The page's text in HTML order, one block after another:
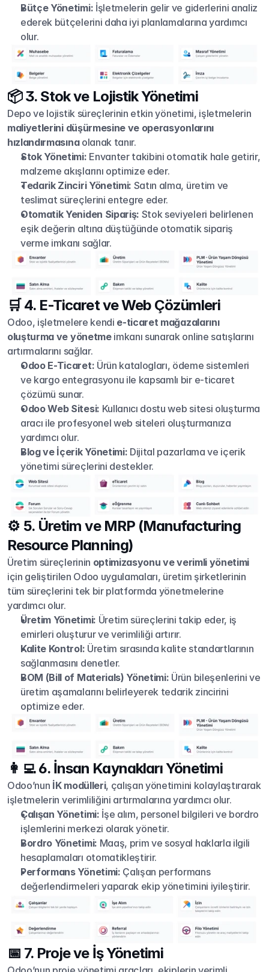
Bütçe Yönetimi: İşletmelerin gelir ve giderlerini analiz
ederek bütçelerini daha iyi planlamalarına yardımcı
olur.
📦 3. Stok ve Lojistik Yönetimi
maliyetlerini düşürmesine ve operasyonlarını
hızlandırmasına olanak tanır.
Stok Yönetimi: Envanter takibini otomatik hale getirir,
malzeme akışlarını optimize eder.
Tedarik Zinciri Yönetimi: Satın alma, üretim ve
teslimat süreçlerini entegre eder.
Otomatik Yeniden Sipariş: Stok seviyeleri belirlenen
eşik değerin altına düştüğünde otomatik sipariş
verme imkanı sağlar.
🛒 4. E-Ticaret ve Web Çözümleri
Odoo, işletmelere kendi e-ticaret mağazalarını
oluşturma ve yönetme imkanı sunarak online satışlarını
artırmalarını sağlar.
Odoo E-Ticaret: Ürün katalogları, ödeme sistemleri
ve kargo entegrasyonu ile kapsamlı bir e-ticaret
çözümü sunar.
Odoo Web Sitesi: Kullanıcı dostu web sitesi oluşturma
aracı ile profesyonel web siteleri oluşturmanıza
yardımcı olur.
Blog ve İçerik Yönetimi: Dijital pazarlama ve içerik
yönetimi süreçlerini destekler.
⚙️ 5. Üretim ve MRP (Manufacturing
Resource Planning)
Üretim süreçlerinin optimizasyonu ve verimli yönetimi
için geliştirilen Odoo uygulamaları, üretim şirketlerinin
tüm süreçlerini tek bir platformda yönetmelerine
yardımcı olur.
Üretim Yönetimi: Üretim süreçlerini takip eder, iş
emirleri oluşturur ve verimliliği artırır.
Kalite Kontrol: Üretim sırasında kalite standartlarının
sağlanmasını denetler.
BOM (Bill of Materials) Yönetimi: Ürün bileşenlerini ve
üretim aşamalarını belirleyerek tedarik zincirini
optimize eder.
👩‍💻 6. İnsan Kaynakları Yönetimi
Odoo’nun İK modülleri, çalışan yönetimini kolaylaştırarak
işletmelerin verimliliğini artırmalarına yardımcı olur.
Çalışan Yönetimi: İşe alım, personel bilgileri ve bordro
işlemlerini merkezi olarak yönetir.
Bordro Yönetimi: Maaş, prim ve sosyal haklarla ilgili
hesaplamaları otomatikleştirir.
Performans Yönetimi: Çalışan performans
değerlendirmeleri yaparak ekip yönetimini iyileştirir.
📅 7. Proje ve İş Yönetimi